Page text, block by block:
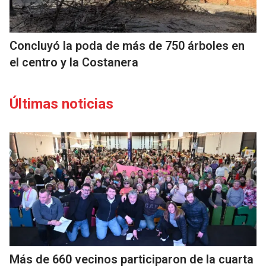
Concluyó la poda de más de 750 árboles en
el centro y la Costanera
Últimas noticias
Más de 660 vecinos participaron de la cuarta